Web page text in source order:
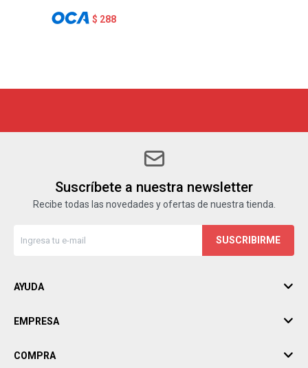
$ 288
Suscríbete a nuestra newsletter
Recibe todas las novedades y ofertas de nuestra tienda.
SUSCRIBIRME
AYUDA
EMPRESA
COMPRA